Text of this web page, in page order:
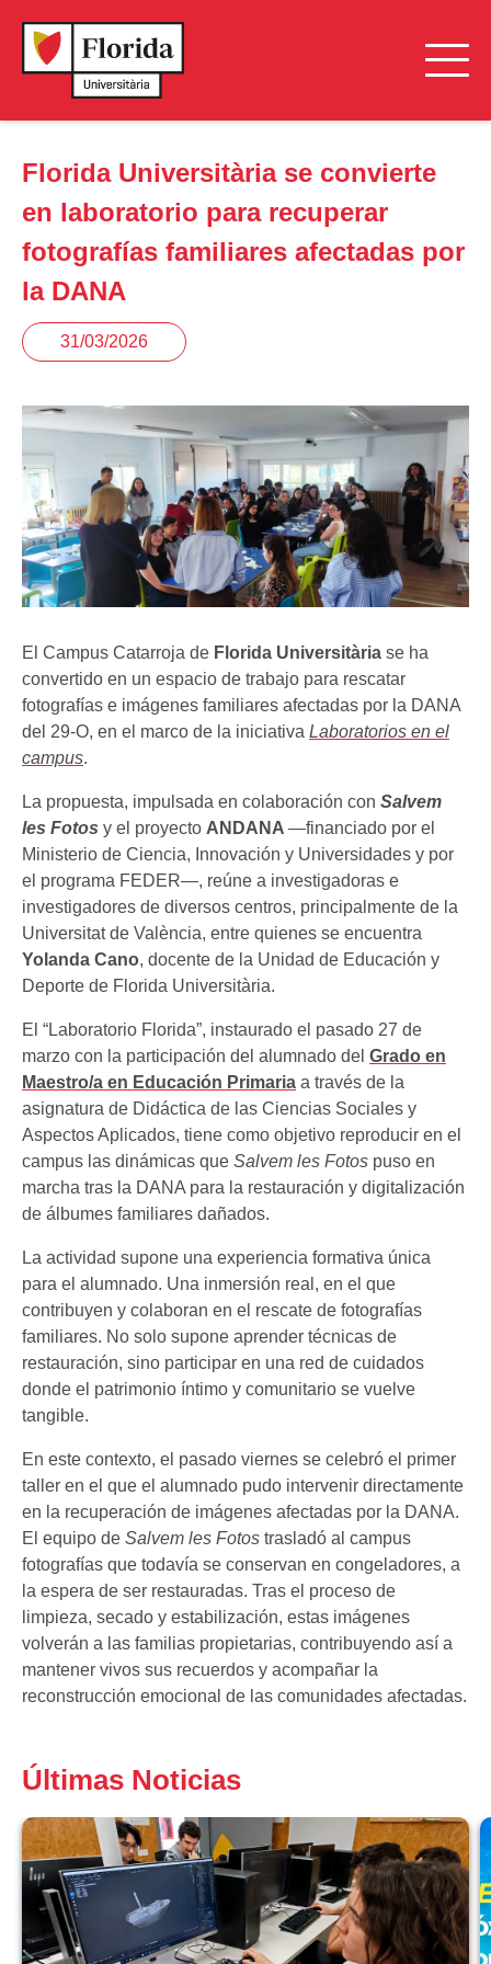
Florida Universitària se convierte
en laboratorio para recuperar
fotografías familiares afectadas por
la DANA
31/03/2026
El Campus Catarroja de Florida Universitària se ha
convertido en un espacio de trabajo para rescatar
fotografías e imágenes familiares afectadas por la DANA
del 29-O, en el marco de la iniciativa Laboratorios en el
campus.
La propuesta, impulsada en colaboración con Salvem
les Fotos y el proyecto ANDANA —financiado por el
Ministerio de Ciencia, Innovación y Universidades y por
el programa FEDER—, reúne a investigadoras e
investigadores de diversos centros, principalmente de la
Universitat de València, entre quienes se encuentra
Yolanda Cano, docente de la Unidad de Educación y
Deporte de Florida Universitària.
El “Laboratorio Florida”, instaurado el pasado 27 de
marzo con la participación del alumnado del Grado en
Maestro/a en Educación Primaria a través de la
asignatura de Didáctica de las Ciencias Sociales y
Aspectos Aplicados, tiene como objetivo reproducir en el
campus las dinámicas que Salvem les Fotos puso en
marcha tras la DANA para la restauración y digitalización
de álbumes familiares dañados.
La actividad supone una experiencia formativa única
para el alumnado. Una inmersión real, en el que
contribuyen y colaboran en el rescate de fotografías
familiares. No solo supone aprender técnicas de
restauración, sino participar en una red de cuidados
donde el patrimonio íntimo y comunitario se vuelve
tangible.
En este contexto, el pasado viernes se celebró el primer
taller en el que el alumnado pudo intervenir directamente
en la recuperación de imágenes afectadas por la DANA.
El equipo de Salvem les Fotos trasladó al campus
fotografías que todavía se conservan en congeladores, a
la espera de ser restauradas. Tras el proceso de
limpieza, secado y estabilización, estas imágenes
volverán a las familias propietarias, contribuyendo así a
mantener vivos sus recuerdos y acompañar la
reconstrucción emocional de las comunidades afectadas.
Últimas Noticias